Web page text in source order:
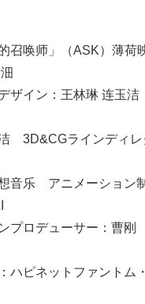
召唤师」（ASK）薄
沺
ザイン：王林琳 连玉
3D&CGラインディ
音乐 アニメーション
プロデューサー：曹
ハピネットファント